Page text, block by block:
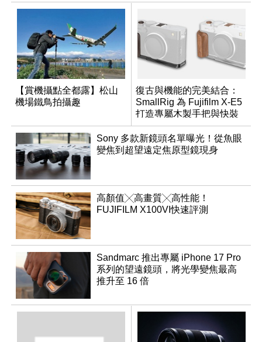
【賞機攝點全都露】松山
機場鐵鳥拍攝趣
復古與機能的完美結合：
SmallRig 為 Fujifilm X-E5
打造專屬木製手把與快裝
板配件
Sony 多款新鏡頭名單曝光！從魚眼
變焦到超望遠定焦原型鏡現身
高顏值╳高畫質╳高性能！
FUJIFILM X100VI快速評測
Sandmarc 推出專屬 iPhone 17 Pro
系列的望遠鏡頭，將光學變焦最高
推升至 16 倍